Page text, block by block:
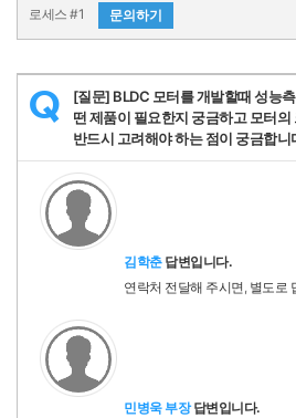
로세스 #1
문의하기
Q
[질문] BLDC 모터를 개발할때 성능
떤 제품이 필요한지 궁금하고 모터
반드시 고려해야 하는 점이 궁금합니
김학춘답변입니다.
연락처 전달해 주시면, 별도로
민병욱 부장답변입니다.